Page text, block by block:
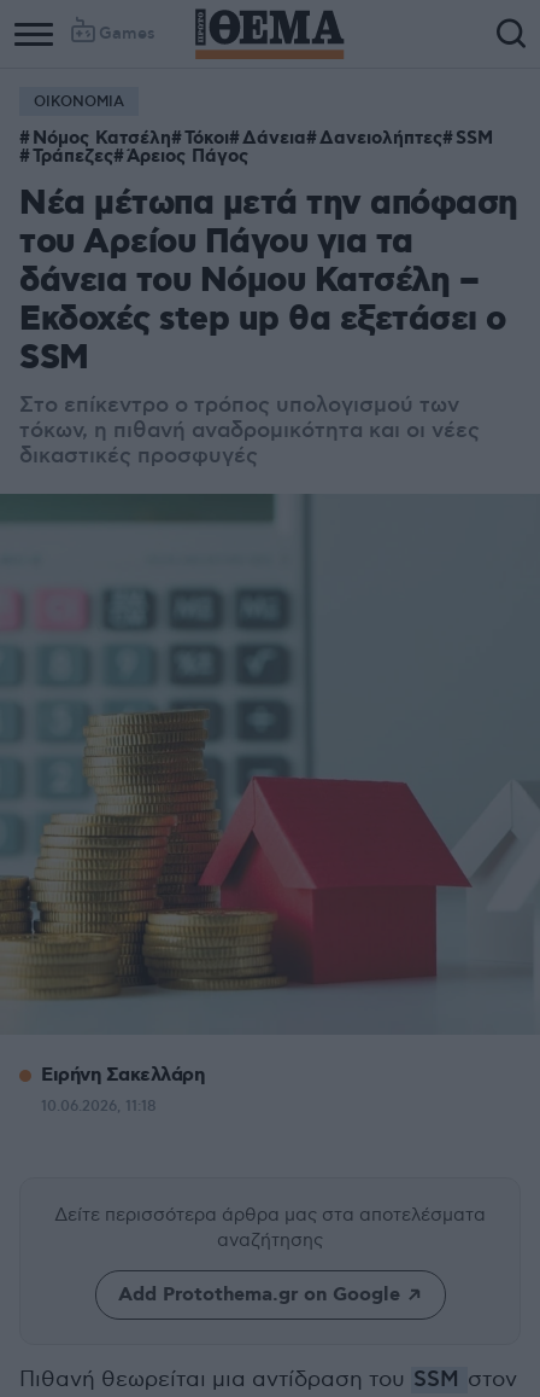
Games
ΟΙΚΟΝΟΜΙΑ
Νόμος Κατσέλη Τόκοι Δάνεια Δανειολήπτες SSM
Τράπεζες Άρειος Πάγος
Νέα μέτωπα μετά την απόφαση
του Αρείου Πάγου για τα
δάνεια του Νόμου Κατσέλη –
Εκδοχές step up θα εξετάσει ο
SSM
Στο επίκεντρο ο τρόπος υπολογισμού των
τόκων, η πιθανή αναδρομικότητα και οι νέες
δικαστικές προσφυγές
Ειρήνη Σακελλάρη
10.06.2026, 11:18
Δείτε περισσότερα άρθρα μας στα αποτελέσματα
αναζήτησης
Add Protothema.gr on Google
Πιθανή θεωρείται μια αντίδραση του SSM στον